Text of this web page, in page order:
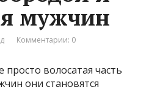
мужчин
Комментарии: 0
просто волосатая часть
они становятся